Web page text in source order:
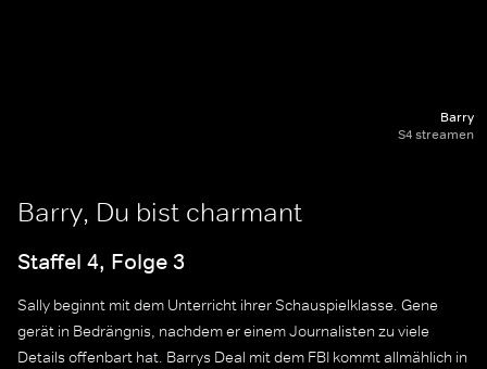
Barry
S4 streamen
Barry, Du bist charmant
Staffel 4, Folge 3
Sally beginnt mit dem Unterricht ihrer Schauspielklasse. Gene
gerät in Bedrängnis, nachdem er einem Journalisten zu viele
Details offenbart hat. Barrys Deal mit dem FBI kommt allmählich in